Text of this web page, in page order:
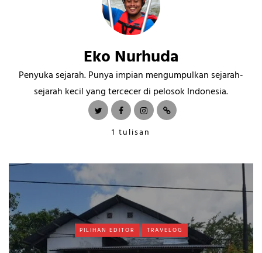
Eko Nurhuda
Penyuka sejarah. Punya impian mengumpulkan sejarah-
sejarah kecil yang tercecer di pelosok Indonesia.
1 tulisan
PILIHAN EDITOR TRAVELOG